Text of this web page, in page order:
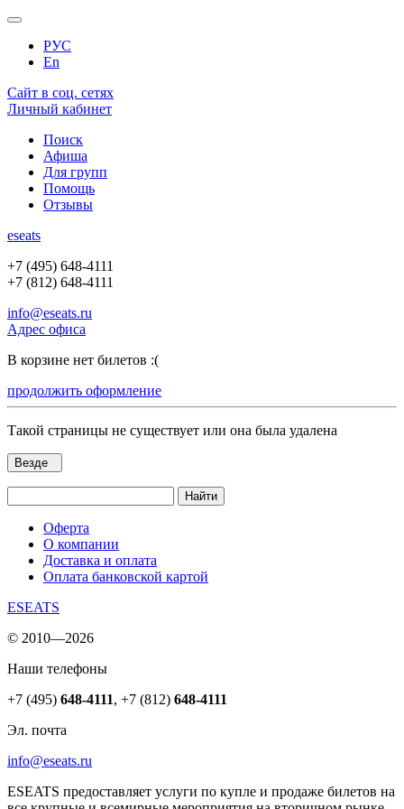
РУС
En
Сайт в соц. сетях
Личный кабинет
Поиск
Афиша
Для групп
Помощь
Отзывы
eseats
+7 (495) 648-4111
+7 (812) 648-4111
info@eseats.ru
Адрес офиса
В корзине нет билетов :(
продолжить оформление
Такой страницы не существует или она была удалена
Везде
Найти
Оферта
О компании
Доставка и оплата
Оплата банковской картой
ESEATS
© 2010—2026
Наши телефоны
+7 (495) 648-4111, +7 (812) 648-4111
Эл. почта
info@eseats.ru
ESEATS предоставляет услуги по купле и продаже билетов на